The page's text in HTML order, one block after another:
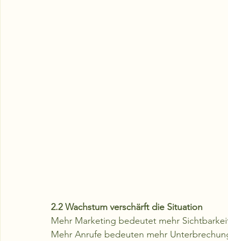
2.2 Wachstum verschärft die Situation
Mehr Marketing bedeutet mehr
Mehr Anrufe bedeuten mehr